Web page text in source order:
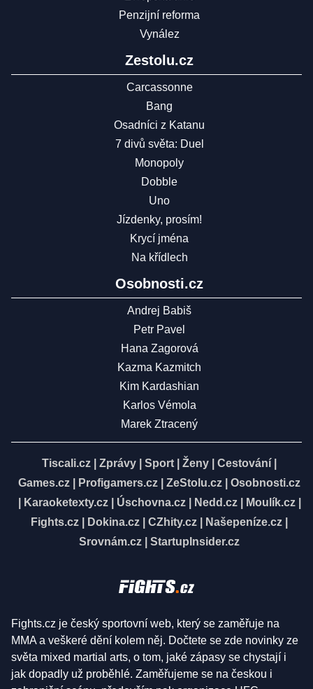
Penzijní reforma
Vynález
Zestolu.cz
Carcassonne
Bang
Osadníci z Katanu
7 divů světa: Duel
Monopoly
Dobble
Uno
Jízdenky, prosím!
Krycí jména
Na křídlech
Osobnosti.cz
Andrej Babiš
Petr Pavel
Hana Zagorová
Kazma Kazmitch
Kim Kardashian
Karlos Vémola
Marek Ztracený
Tiscali.cz Zprávy Sport Ženy Cestování
Games.cz
Profigamers.cz ZeStolu.cz
Osobnosti.cz
Karaoketexty.cz| Úschovna.cz| Nedd.cz| Moulík.cz|
Fights.cz
Dokina.cz CZhity.cz Našepeníze.cz
Srovnám.cz
StartupInsider.cz
Fights.cz je český sportovní web, který se zaměřuje na
MMA a veškeré dění kolem něj. Dočtete se zde novinky ze
světa mixed martial arts, o tom, jaké zápasy se chystají i
jak dopadly už proběhlé. Zaměřujeme se na českou i